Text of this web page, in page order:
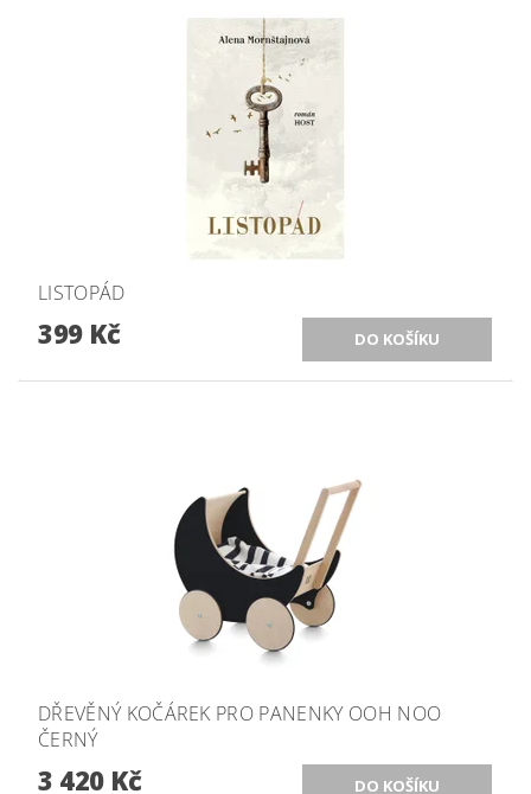
LISTOPÁD
399 Kč
DŘEVĚNÝ KOČÁREK PRO PANENKY OOH NOO
ČERNÝ
3 420 Kč